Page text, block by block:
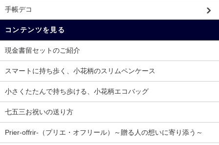
手帳デコ
コンテンツを見る
現金書留セットのご紹介
スマートに持ち歩く、小花柄のスリムペンケース
小さくたたんで持ち歩ける、小花柄エコバッグ
七五三お祝いの送り方
Prier-offrir-（プリエ・オフリール）～贈る人の想いに寄り添う～